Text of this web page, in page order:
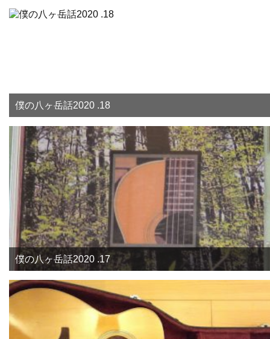
僕の八ヶ岳話2020 .18
僕の八ヶ岳話2020 .17